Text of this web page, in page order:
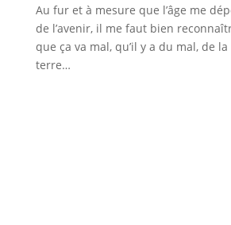
Au fur et à mesure que l’âge me
de l’avenir, il me faut bien
que ça va mal, qu’il y a du mal, de
terre…